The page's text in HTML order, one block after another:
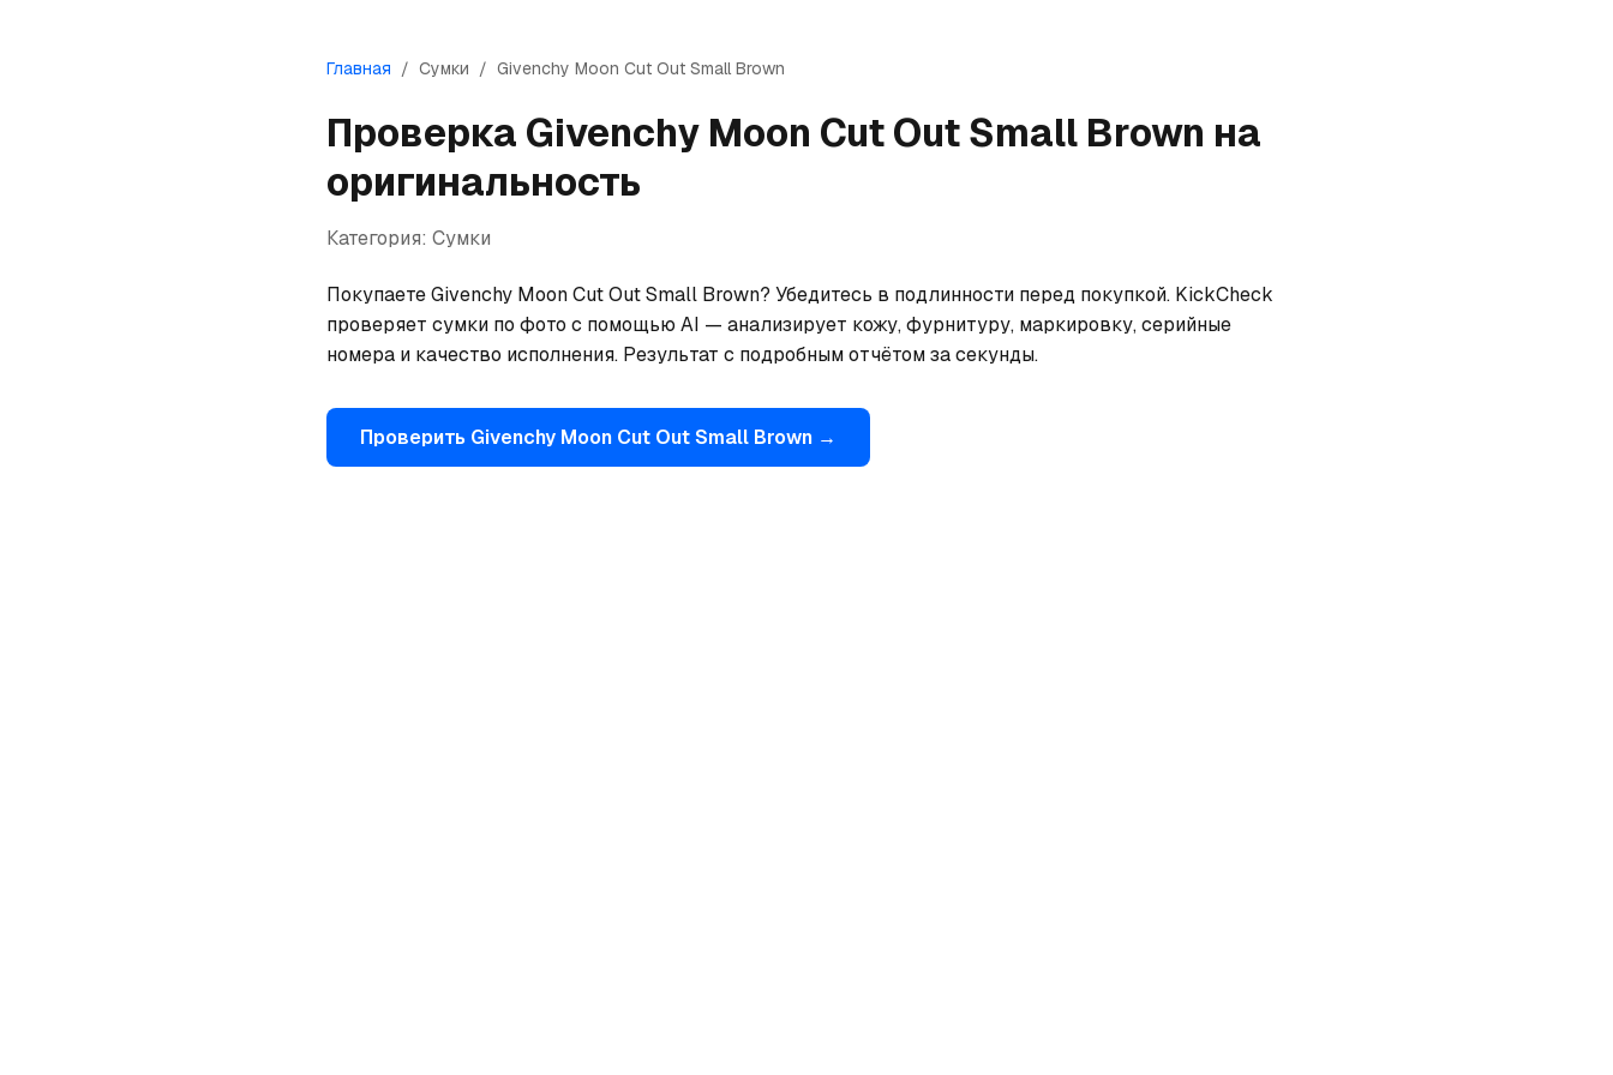
Главная / Сумки / Givenchy Moon Cut Out Small Brown
Проверка Givenchy Moon Cut Out Small Brown на
оригинальность
Категория: Сумки
Покупаете Givenchy Moon Cut Out Small Brown? Убедитесь в подлинности перед покупкой. KickCheck
проверяет сумки по фото с помощью AI — анализирует кожу, фурнитуру, маркировку, серийные
номера и качество исполнения. Результат с подробным отчётом за секунды.
Проверить Givenchy Moon Cut Out Small Brown →